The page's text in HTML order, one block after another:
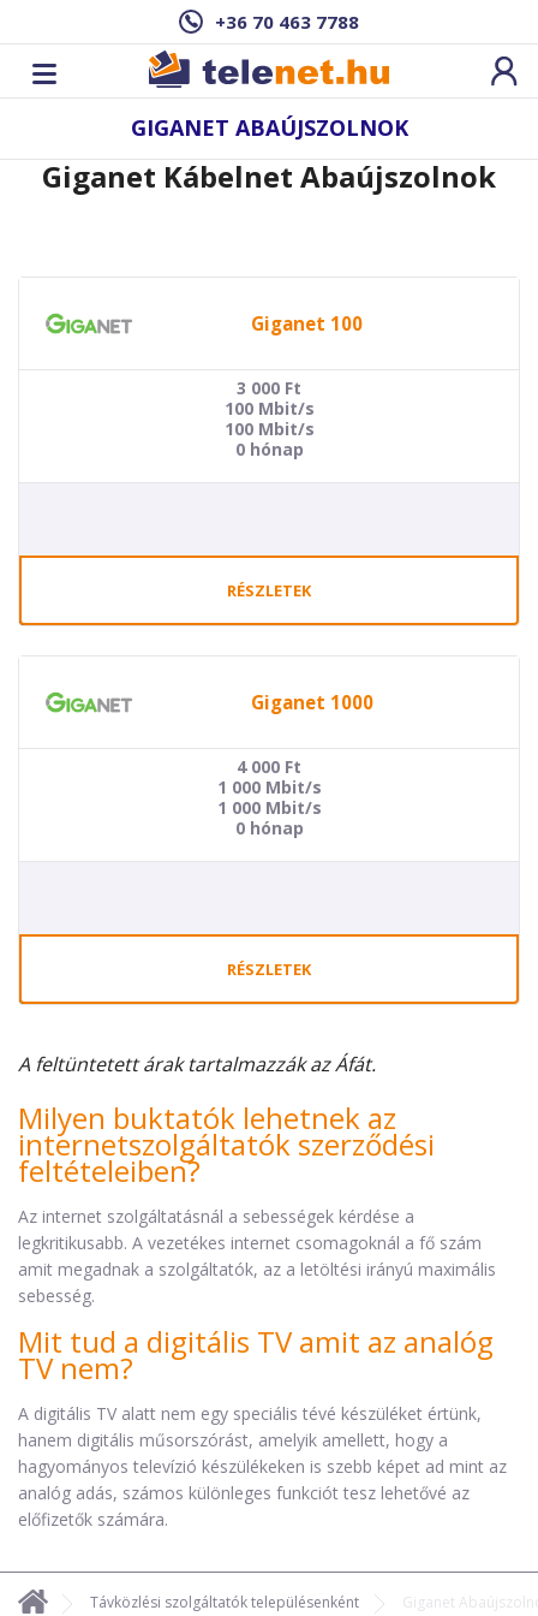
+36 70 463 7788
GIGANET ABAÚJSZOLNOK
Giganet Kábelnet Abaújszolnok
Giganet 100
3 000 Ft
100 Mbit/s
100 Mbit/s
0 hónap
RÉSZLETEK
Giganet 1000
4 000 Ft
1 000 Mbit/s
1 000 Mbit/s
0 hónap
RÉSZLETEK
A feltüntetett árak tartalmazzák az Áfát.
Milyen buktatók lehetnek az
internetszolgáltatók szerződési
feltételeiben?
Az internet szolgáltatásnál a sebességek kérdése a
legkritikusabb. A vezetékes internet csomagoknál a fő szám
amit megadnak a szolgáltatók, az a letöltési irányú maximális
sebesség.
Mit tud a digitális TV amit az analóg
TV nem?
A digitális TV alatt nem egy speciális tévé készüléket értünk,
hanem digitális műsorszórást, amelyik amellett, hogy a
hagyományos televízió készülékeken is szebb képet ad mint az
analóg adás, számos különleges funkciót tesz lehetővé az
előfizetők számára.
Távközlési szolgáltatók településenként Giganet